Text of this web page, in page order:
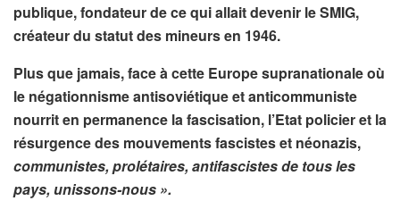
publique, fondateur de ce qui allait devenir le SMIG,
créateur du statut des mineurs en 1946.
Plus que jamais, face à cette Europe supranationale où
le négationnisme antisoviétique et anticommuniste
nourrit en permanence la fascisation, l’Etat policier et la
résurgence des mouvements fascistes et néonazis,
communistes, prolétaires, antifascistes de tous les
pays, unissons-nous ».